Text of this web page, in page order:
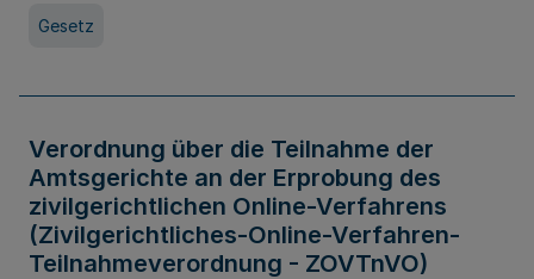
Gesetz
Verordnung über die Teilnahme der
Amtsgerichte an der Erprobung des
zivilgerichtlichen Online-Verfahrens
(Zivilgerichtliches-Online-Verfahren-
Teilnahmeverordnung - ZOVTnVO)